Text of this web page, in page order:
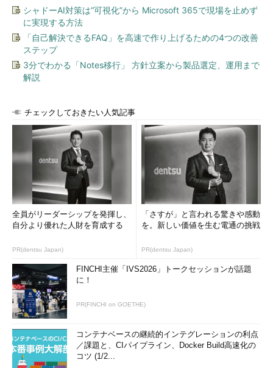
あまりの結末に、中山さんはしばらく声もなかったそうです。
どこで失敗したのか？
シャドーAI対策は“可視化”から Microsoft 365で現場を止めず
に実現する方法
「自己解決できるFAQ」を高速で作り上げるための4つの改善
ステップ
3分でわかる「Notes移行」 方針立案から製品選定、運用まで
解説
チェックしておきたい人気記事
全員がリーダーシップを発揮し、
自分より優れた人財を育成する
PR(dentsu Japan)
「さすが」と言われる驚きや感動
を。新しい価値を生む電通の挑戦
PR(dentsu Japan)
FINCHI主催「IVS2026」トークセッションが話題
に！
PR(FINCHI on GOETHE)
コンテナベースの継続的インテグレーションの利点
／課題と、CIパイプライン、Docker Build高速化の
コツ (1/2...